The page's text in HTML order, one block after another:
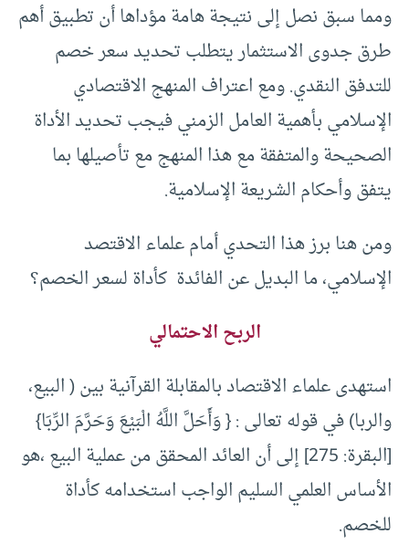
ومما سبق نصل إلى نتيجة هامة مؤداها أن تطبيق أهم
طرق جدوى الاستثمار يتطلب تحديد سعر خصم
للتدفق النقدي. ومع اعتراف المنهج الاقتصادي
الإسلامي بأهمية العامل الزمني فيجب تحديد الأداة
الصحيحة والمتفقة مع هذا المنهج مع تأصيلها بما
يتفق وأحكام الشريعة الإسلامية.
ومن هنا برز هذا التحدي أمام علماء الاقتصد
الإسلامي، ما البديل عن الفائدة كأداة لسعر الخصم؟
الربح الاحتمالي
استهدى علماء الاقتصاد بالمقابلة القرآنية بين ( البيع،
والربا) في قوله تعالى : { وَأَحَلَّ اللَّهُ الْبَيْعَ وَحَرَّمَ الرِّبَا}
[البقرة: 275] إلى أن العائد المحقق من عملية البيع ،هو
الأساس العلمي السليم الواجب استخدامه كأداة
للخصم.